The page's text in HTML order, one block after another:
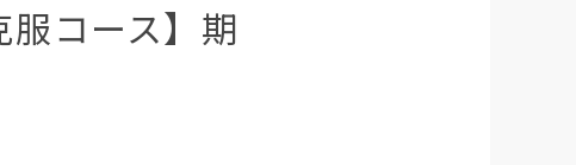
コース】期